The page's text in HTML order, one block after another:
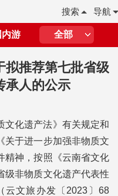
导航
搜索
内游 全部
拟推荐第七批省级
承人的公示
文化遗产法》有关规定和
关于进一步加强非物质文
精神，按照《云南省文化
级非物质文化遗产代表性
云文旅办发〔2023〕68